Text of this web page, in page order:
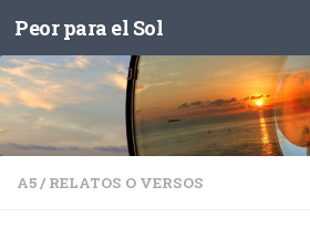
Saltar al contenido
Peor para el Sol
A5/ RELATOS O VERSOS